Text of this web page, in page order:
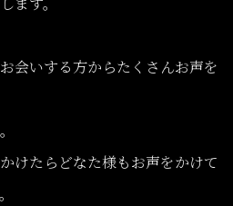
会いする方からたくさんお声を
けたらどなた様もお声をかけて